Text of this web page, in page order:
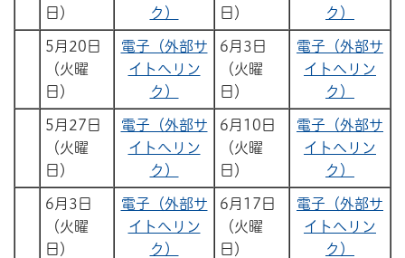
日）
ク）
日）
ク）
5月20日
（火曜
日）
電子（外部サ
イトへリン
ク）
6月3日
（火曜
日）
電子（外部サ
イトへリン
ク）
5月27日
（火曜
日）
電子（外部サ
イトへリン
ク）
6月10日
（火曜
日）
電子（外部サ
イトへリン
ク）
6月3日
（火曜
日）
電子（外部サ
イトへリン
ク）
6月17日
（火曜
日）
電子（外部サ
イトへリン
ク）